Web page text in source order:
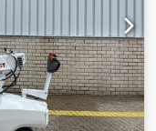
* Eigen gewicht:
* TÜV